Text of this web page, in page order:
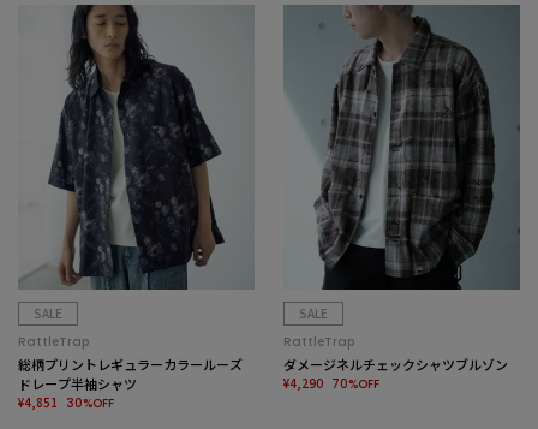
SALE
RattleTrap
総柄プリントレギュラーカラールーズ
ドレープ半袖シャツ
¥4,851 30%OFF
SALE
RattleTrap
ダメージネルチェックシャツブルゾン
¥4,290 70%OFF